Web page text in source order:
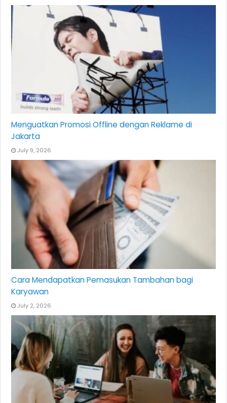
Menguatkan Promosi Offline dengan Reklame di
Jakarta
July 9, 2026
Cara Mendapatkan Pemasukan Tambahan bagi
Karyawan
July 2, 2026